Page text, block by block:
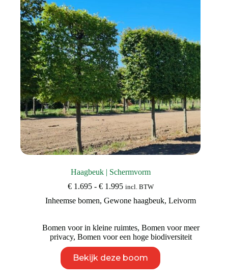
worden
op
de
productpagina
Haagbeuk | Schermvorm
€1.695 - €1.995Prijsklasse:
tot
incl. BTW
Inheemse bomen,Gewone haagbeuk,Leivorm
Bomen voor in kleine ruimtes, Bomen voor meer
privacy, Bomen voor een hoge biodiversiteit
Bekijk deze boom
product
heeft